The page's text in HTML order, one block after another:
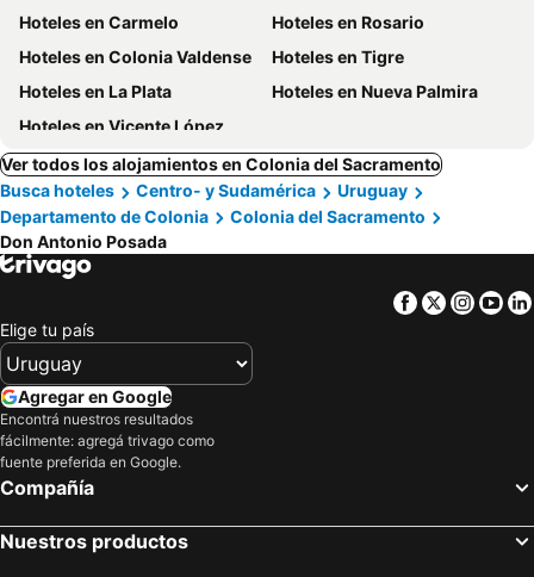
Hoteles en Carmelo
Hoteles en Rosario
Hoteles en Colonia Valdense
Hoteles en Tigre
Hoteles en La Plata
Hoteles en Nueva Palmira
Hoteles en Vicente López
Ver todos los alojamientos en Colonia del Sacramento
Busca hoteles
Centro- y Sudamérica
Uruguay
Departamento de Colonia
Colonia del Sacramento
Don Antonio Posada
Facebook
Twitter
Elige tu país
Agregar en Google
Encontrá nuestros resultados
fácilmente: agregá trivago como
fuente preferida en Google.
Compañía
Nuestros productos